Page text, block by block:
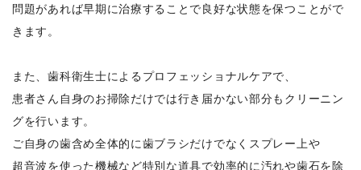
問題があれば早期に治療することで良好な状態を保つことがで
きます。
また、歯科衛生士によるプロフェッショナルケアで、
患者さん自身のお掃除だけでは行き届かない部分もクリーニン
グを行います。
ご自身の歯含め全体的に歯ブラシだけでなくスプレー上や
超音波を使った機械など特別な道具で効率的に汚れや歯石を除